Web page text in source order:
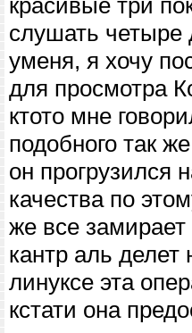
красивые три
слушать
уменя, я хочу
для просмотра
ктото мне
подобного так
он прогрузился
качества по
же все
кантр аль
линуксе эта
кстати она